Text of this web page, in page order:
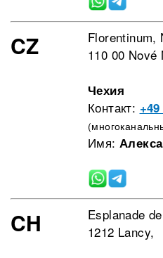
CZ
Florentinum,
110 00 Nové
Чехия
Контакт:
Имя:
CH
Esplanade
1212 Lancy,